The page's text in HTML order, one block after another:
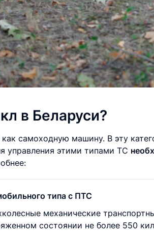
в Беларуси?
самоходную машину. В эту
управления этими типами ТС
типа с ПТС
механические
состоянии не более 550